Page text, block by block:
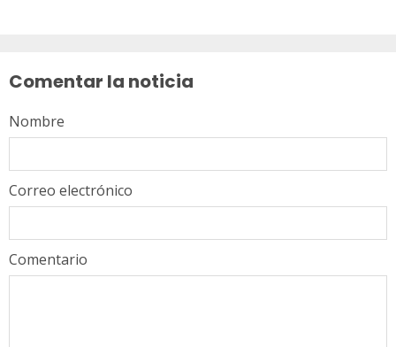
Comentar la noticia
Comentario
Nombre
Correo electrónico